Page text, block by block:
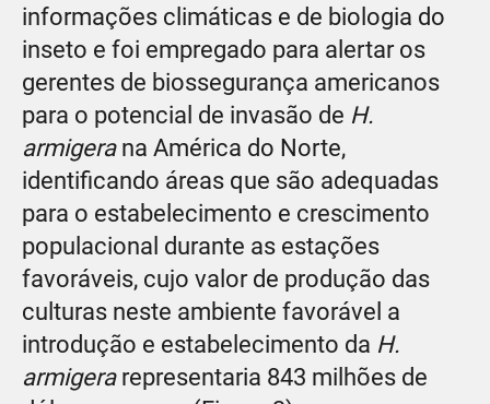
informações climáticas e de biologia do
inseto e foi empregado para alertar os
gerentes de biossegurança americanos
para o potencial de invasão de H.
armigerana América do Norte,
identificando áreas que são adequadas
para o estabelecimento e crescimento
populacional durante as estações
favoráveis, cujo valor de produção das
culturas neste ambiente favorável a
introdução e estabelecimento da H.
armigerarepresentaria 843 milhões de